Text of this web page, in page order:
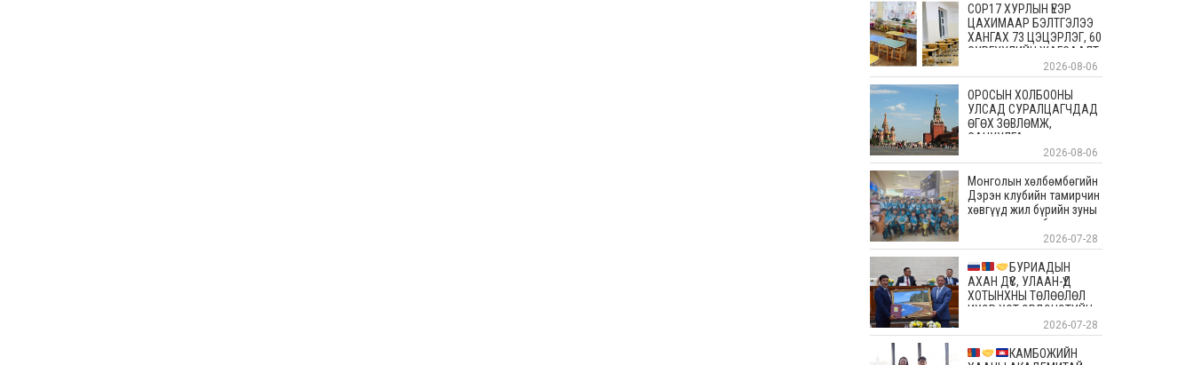
COP17 ХУРЛЫН ҮЕЭР
ЦАХИМААР БЭЛТГЭЛЭЭ
ХАНГАХ 73 ЦЭЦЭРЛЭГ, 60
СУРГУУЛИЙН ЖАГСААЛТ
2026-08-06
ОРОСЫН ХОЛБООНЫ
УЛСАД СУРАЛЦАГЧДАД
ӨГӨХ ЗӨВЛӨМЖ,
САНУУЛГА
2026-08-06
Монголын хөлбөмбөгийн
Дэрэн клубийн тамирчин
хөвгүүд жил бүрийн зуны
энэ өдрүүдэд болдог
уламжлалт Скандиновын
орнуудын тэмцээндээ
оролцоод ирлээ
2026-07-28
БУРИАДЫН
АХАН ДҮҮС, УЛААН-ҮД
ХОТЫНХНЫ ТӨЛӨӨЛӨЛ
ИХЭР ХОТ ЭРДЭНЭТИЙН
АЛТАН ОЙД БАЯР
ХҮРГЭЛЭЭ
2026-07-28
КАМБОЖИЙН